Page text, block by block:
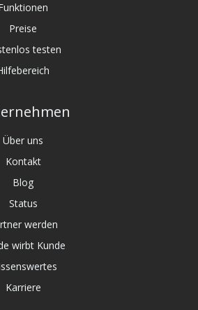
Preise
testen
Über uns
Kontakt
Blog
Status
werden
wirbt Kunde
Karriere